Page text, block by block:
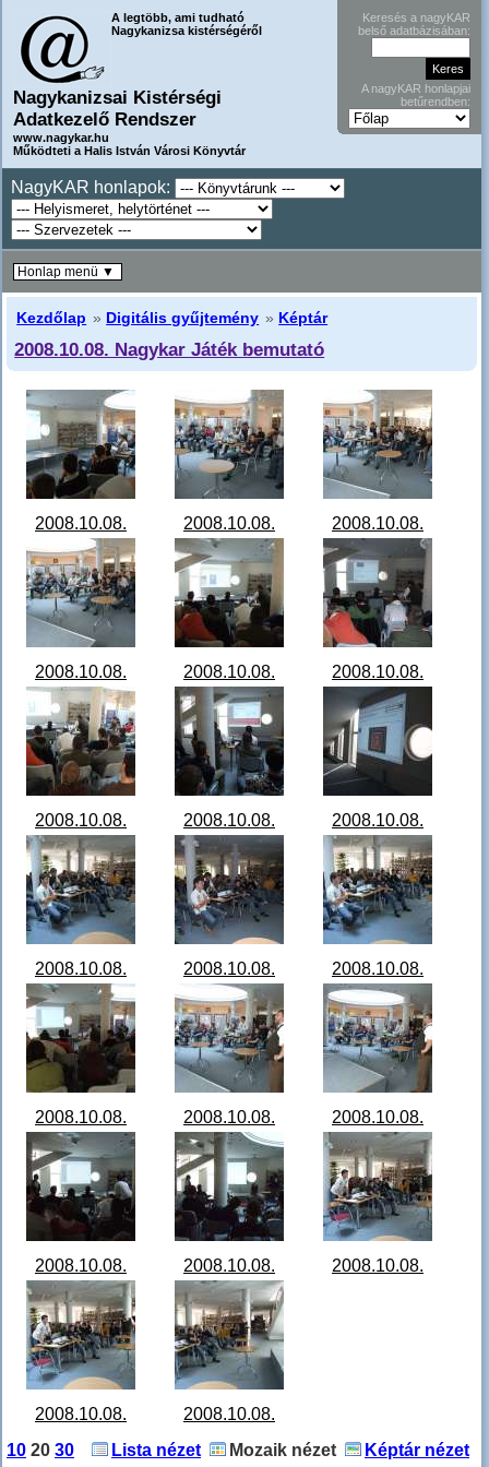
A legtöbb, ami tudható
Nagykanizsa kistérségéről
Nagykanizsai Kistérségi
Adatkezelő Rendszer
www.nagykar.hu
Működteti a Halis István Városi Könyvtár
Keresés a nagyKAR
belső adatbázisában:
A nagyKAR honlapjai
betűrendben:
NagyKAR honlapok:
Kezdőlap » Digitális gyűjtemény » Képtár
2008.10.08. Nagykar Játék bemutató
2008.10.08.
Nagykar Játék
bemutató 01.jpg
2008.10.08.
Nagykar Játék
bemutató 02.jpg
2008.10.08.
Nagykar Játék
bemutató 03.jpg
2008.10.08.
Nagykar Játék
bemutató 04.jpg
2008.10.08.
Nagykar Játék
bemutató 05.jpg
2008.10.08.
Nagykar Játék
bemutató 06.jpg
2008.10.08.
Nagykar Játék
bemutató 07.jpg
2008.10.08.
Nagykar Játék
bemutató 08.jpg
2008.10.08.
Nagykar Játék
bemutató 09.jpg
2008.10.08.
Nagykar Játék
bemutató 10.jpg
2008.10.08.
Nagykar Játék
bemutató 11.jpg
2008.10.08.
Nagykar Játék
bemutató 12.jpg
2008.10.08.
Nagykar Játék
bemutató 13.jpg
2008.10.08.
Nagykar Játék
bemutató 14.jpg
2008.10.08.
Nagykar Játék
bemutató 15.jpg
2008.10.08.
Nagykar Játék
bemutató 16.jpg
2008.10.08.
Nagykar Játék
bemutató 17.jpg
2008.10.08.
2008.10.08.
Nagykar Játék
2008.10.08.
Nagykar Játék
10 20 30 Lista nézet Mozaik nézet Képtár nézet
Honlap menü ▼